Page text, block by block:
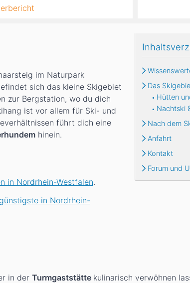
Das
Hütten
Nachtski
Nach dem
Anfahrt
Kontakt
Forum und
im Naturpark
sich das kleine Skigebiet
zur Bergstation, wo du dich
ist vor allem für Ski- und
führt dich eine
hinein.
in Nordrhein-Westfalen.
in Nordrhein-
in der Turmgaststätte kulinarisch verwöhnen